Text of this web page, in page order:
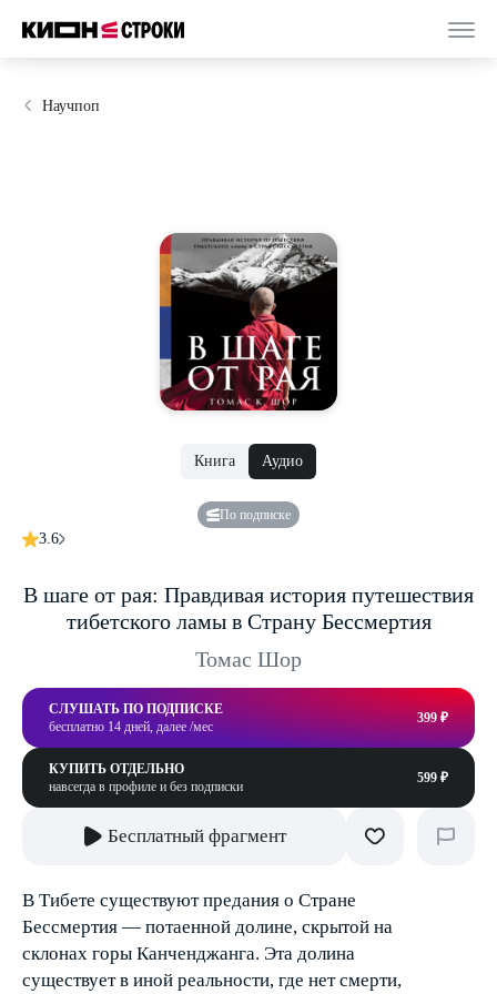
Научпоп
Книга Аудио
По подписке
3.6
В шаге от рая: Правдивая история путешествия
тибетского ламы в Страну Бессмертия
Томас Шор
СЛУШАТЬ ПО ПОДПИСКЕ
бесплатно 14 дней, далее /мес
399 ₽
КУПИТЬ ОТДЕЛЬНО
навсегда в профиле и без подписки
599 ₽
Бесплатный фрагмент
В Тибете существуют предания о Стране
Бессмертия — потаенной долине, скрытой на
склонах горы Канченджанга. Эта долина
существует в иной реальности, где нет смерти,